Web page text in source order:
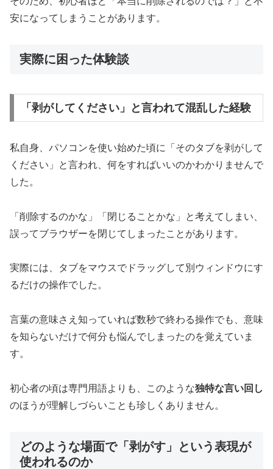
安になってしまうことがあります。
実際に困った体験談
「剥がしてください」と言われて混乱した経験
私自身、パソコンを使い始めた頃に「そのタブを剥がして
ください」と言われ、何をすればいいのかわかりませんで
した。
「削除するのかな」「閉じることかな」と考えてしまい、
誤ってブラウザーを閉じてしまったことがあります。
実際には、タブをマウスでドラッグして別ウィンドウにす
るだけの操作でした。
言葉の意味さえ知っていれば数秒で終わる操作でも、意味
を知らないだけで何分も悩んでしまったのを覚えていま
す。
初心者の頃は専門用語よりも、このような独特な言い回し
のほうが理解しづらいことも珍しくありません。
どのような場面で「剥がす」という表現が
使われるのか